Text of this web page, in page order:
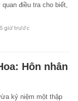
quan điều tra cho biết,
6 giờ trước
Hôn nhân
kỷ niệm một thập